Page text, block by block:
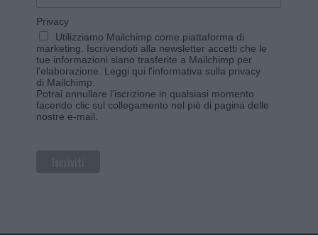
Privacy
Utilizziamo Mailchimp come piattaforma di
marketing. Iscrivendoti alla newsletter accetti che le
tue informazioni siano trasferite a Mailchimp per
l'elaborazione. Leggi qui l'informativa sulla privacy
di Mailchimp
Potrai annullare l'iscrizione in qualsiasi momento
facendo clic sul collegamento nel piè di pagina delle
nostre e-mail.